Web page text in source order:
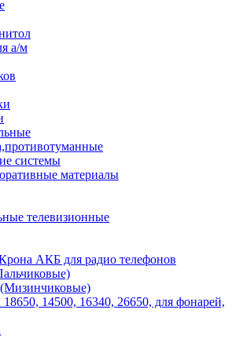
а/м
системы
материалы
телевизионные
АКБ для радио телефонов
14500, 16340, 26650, для фонарей,